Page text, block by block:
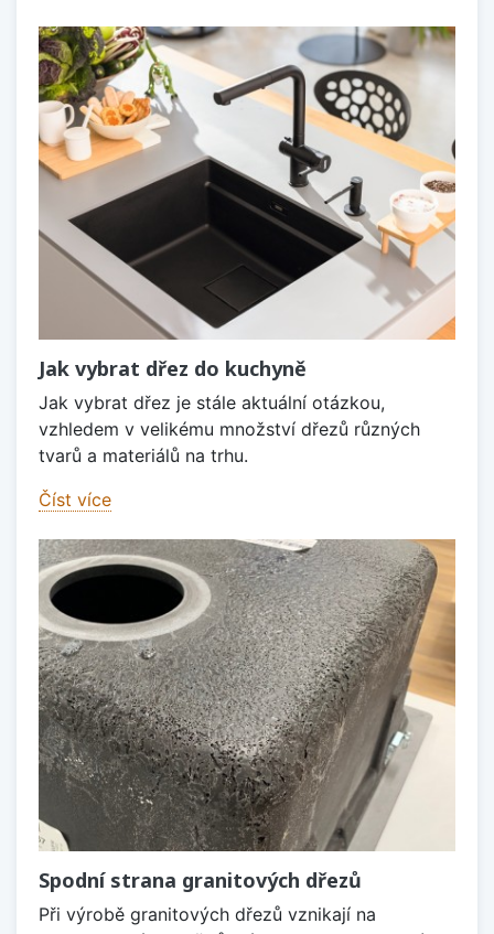
Jak vybrat dřez do kuchyně
Jak vybrat dřez je stále aktuální otázkou,
vzhledem v velikému množství dřezů různých
tvarů a materiálů na trhu.
Číst více
Spodní strana granitových dřezů
Při výrobě granitových dřezů vznikají na